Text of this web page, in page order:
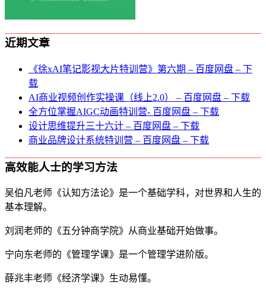
近期文章
《徐xAI笔记影视大片特训营》第六期 – 百度网盘 – 下
载
AI商业视频创作实操课（线上2.0） – 百度网盘 – 下载
全方位掌握AIGC动画特训营- 百度网盘 – 下载
设计思维提升三十六计 – 百度网盘 – 下载
商业品牌设计系统特训营 – 百度网盘 – 下载
高效能人士的学习方法
吴伯凡老师《认知方法论》是一个基础学科，对世界和人生的
基本理解。
刘润老师的《五分钟商学院》从商业基础开始做事。
宁向东老师的《管理学课》是一个管理学进阶版。
薛兆丰老师《经济学课》生动易懂。